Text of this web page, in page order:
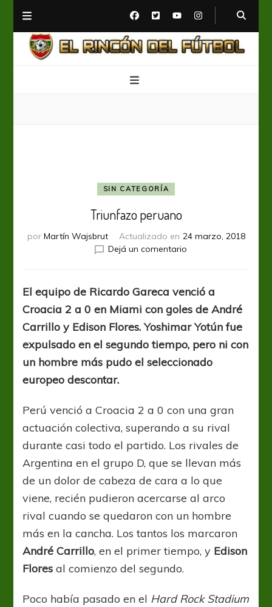
SIN CATEGORÍA
Triunfazo peruano
por Martín Wajsbrut Actualizado en 24 marzo, 2018
Dejá un comentarioen
El equipo de Ricardo Gareca venció a
Croacia 2 a 0 en Miami con goles de André
Carrillo y Edison Flores. Yoshimar Yotún fue
expulsado en el segundo tiempo, pero ni con
un hombre más pudo el seleccionado
europeo descontar.
Perú venció a Croacia 2 a 0 con una gran
actuación colectiva, superando a su rival
durante casi todo el partido. Los rivales de
Argentina en el grupo D, que se llevan más
de un dolor de cabeza de cara a lo que
viene, recién pudieron acercarse al arco
rival cuando se quedaron con un hombre
más en la cancha. Los tantos los marcaron
André Carrillo, en el primer tiempo, y Edison
Flores al comienzo del segundo.
Poco había pasado en el Hard Rock Stadium